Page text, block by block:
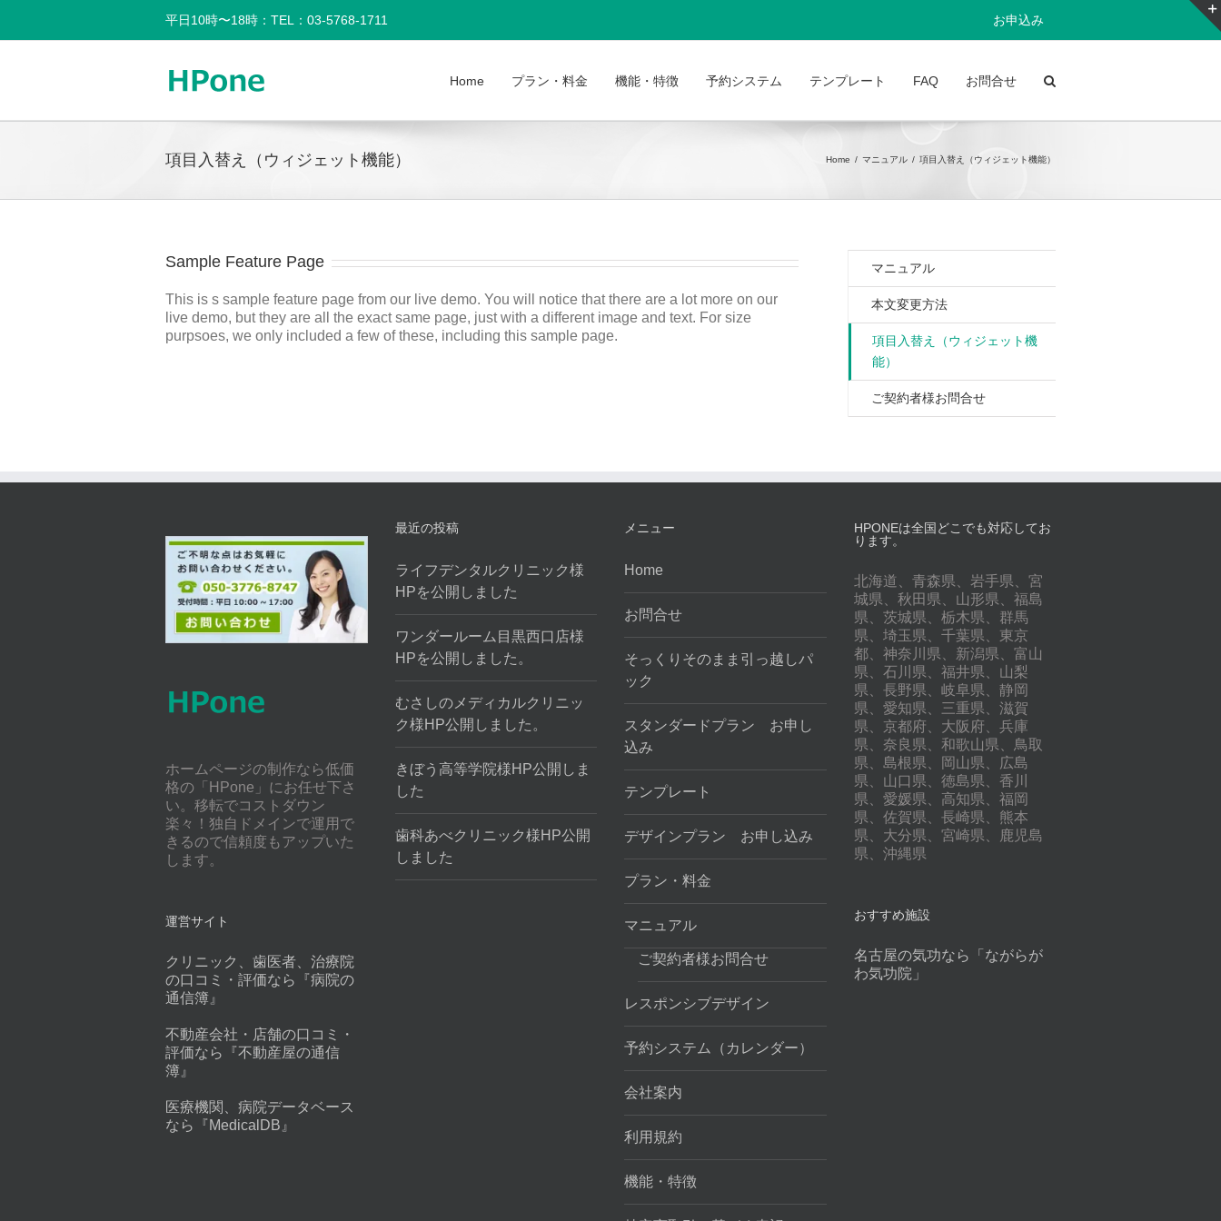
平日10時〜18時：TEL：03-5768-1711 お申込み
Home プラン・料金 機能・特徴 予約システム テンプレート FAQ お問合せ
項目入替え（ウィジェット機能） Home / マニュアル / 項目入替え（ウィジェット機能）
Sample Feature Page
This is s sample feature page from our live demo. You will notice that there are a lot more on our
live demo, but they are all the exact same page, just with a different image and text. For size
purpsoes, we only included a few of these, including this sample page.
マニュアル
本文変更方法
項目入替え（ウィジェット機
能）
ご契約者様お問合せ
ホームページの制作なら低価
格の「HPone」にお任せ下さ
い。移転でコストダウン
楽々！独自ドメインで運用で
きるので信頼度もアップいた
します。
運営サイト
クリニック、歯医者、治療院
の口コミ・評価なら『病院の
通信簿』
不動産会社・店舗の口コミ・
評価なら『不動産屋の通信
簿』
医療機関、病院データベース
なら『MedicalDB』
最近の投稿
ライフデンタルクリニック様
HPを公開しました
ワンダールーム目黒西口店様
HPを公開しました。
むさしのメディカルクリニッ
ク様HP公開しました。
きぼう高等学院様HP公開しま
した
歯科あべクリニック様HP公開
しました
メニュー
Home
お問合せ
そっくりそのまま引っ越しパ
ック
スタンダードプラン お申し
込み
テンプレート
デザインプラン お申し込み
プラン・料金
マニュアル
ご契約者様お問合せ
レスポンシブデザイン
予約システム（カレンダー）
会社案内
利用規約
機能・特徴
HPONEは全国どこでも対応してお
ります。
北海道、青森県、岩手県、宮
城県、秋田県、山形県、福島
県、茨城県、栃木県、群馬
県、埼玉県、千葉県、東京
都、神奈川県、新潟県、富山
県、石川県、福井県、山梨
県、長野県、岐阜県、静岡
県、愛知県、三重県、滋賀
県、京都府、大阪府、兵庫
県、奈良県、和歌山県、鳥取
県、島根県、岡山県、広島
県、山口県、徳島県、香川
県、愛媛県、高知県、福岡
県、佐賀県、長崎県、熊本
県、大分県、宮崎県、鹿児島
県、沖縄県
おすすめ施設
名古屋の気功なら「ながらが
わ気功院」